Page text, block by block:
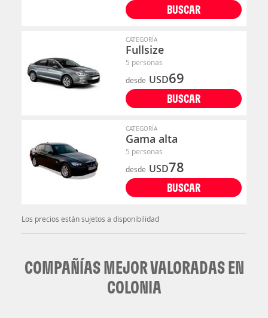
BUSCAR
CATEGORÍA
Fullsize
5 personas
desde USD69
BUSCAR
CATEGORÍA
Gama alta
5 personas
desde USD78
BUSCAR
Los precios están sujetos a disponibilidad
COMPAÑÍAS MEJOR VALORADAS EN
COLONIA